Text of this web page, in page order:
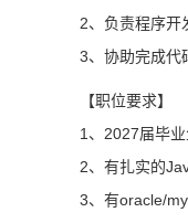
2、负责程序开
3、协助完成代
【职位要求】
1、2027届毕
2、有扎实的
3、有oracle/